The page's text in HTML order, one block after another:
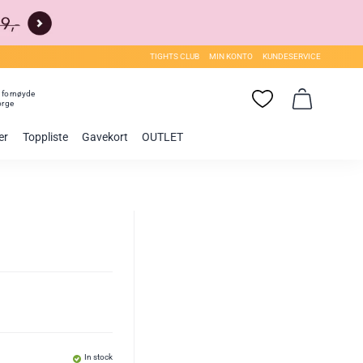
TIGHTS CLUB MIN KONTO KUNDESERVICE
fornøyde
Toppliste Gavekort OUTLET
In stock